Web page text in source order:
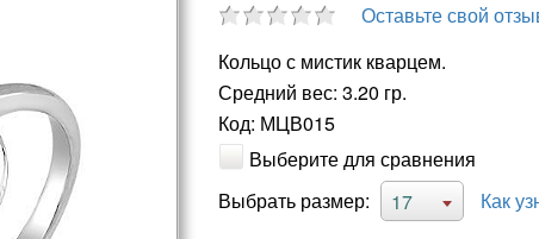
Оставьте свой
Кольцо с мистик кварцем.
Средний вес: 3.20 гр.
Код: МЦВ015
Выберите для сравнения
Выбрать размер:
17 Как